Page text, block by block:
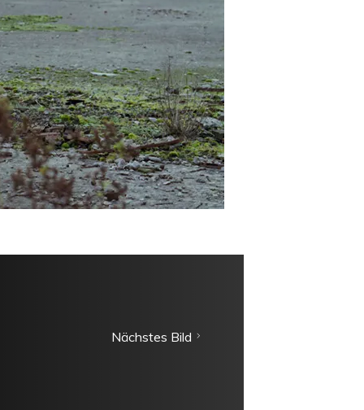
Nächstes Bild